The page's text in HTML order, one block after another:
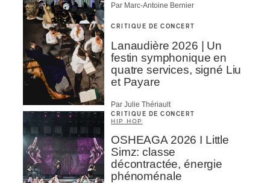
Par Marc-Antoine Bernier
CRITIQUE DE CONCERT
Lanaudière 2026 | Un
festin symphonique en
quatre services, signé Liu
et Payare
Par Julie Thériault
CRITIQUE DE CONCERT
HIP HOP
OSHEAGA 2026 I Little
Simz: classe
décontractée, énergie
phénoménale